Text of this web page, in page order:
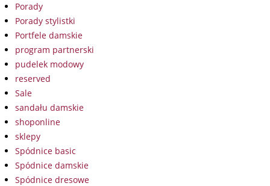
Porady
Porady stylistki
Portfele damskie
program partnerski
pudelek modowy
reserved
Sale
sandału damskie
shoponline
sklepy
Spódnice basic
Spódnice damskie
Spódnice dresowe